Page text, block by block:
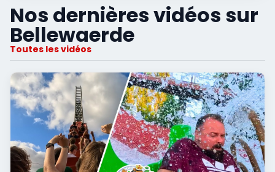
Nos dernières vidéos sur
Bellewaerde
Toutes les vidéos